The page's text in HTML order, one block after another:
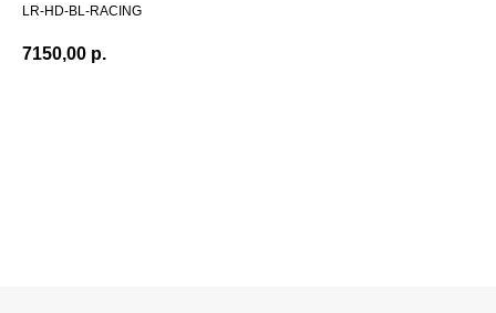
LR-HD-BL-RACING
7150,00 р.